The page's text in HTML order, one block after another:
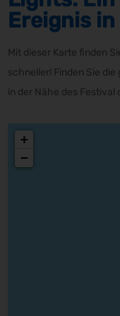
Ereignis
Mit dieser Karte finden
schneller! Finden Sie
in der Nähe des Festival
+
−